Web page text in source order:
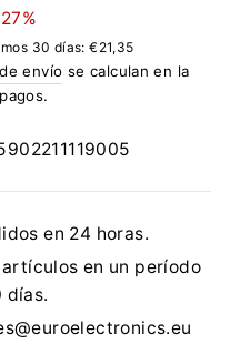
30 días:€21,35
envío se calculan en la
en 24 horas.
en un período
días.